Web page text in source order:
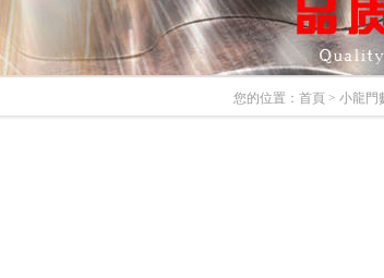
您的位置： 首頁 > 小龍門